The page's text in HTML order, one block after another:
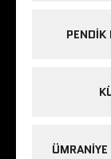
PENDIK